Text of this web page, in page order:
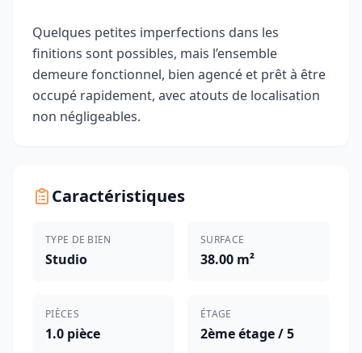
Quelques petites imperfections dans les
finitions sont possibles, mais l’ensemble
demeure fonctionnel, bien agencé et prêt à être
occupé rapidement, avec atouts de localisation
non négligeables.
Caractéristiques
TYPE DE BIEN
Studio
SURFACE
38.00 m²
PIÈCES
1.0 pièce
ÉTAGE
2ème étage / 5